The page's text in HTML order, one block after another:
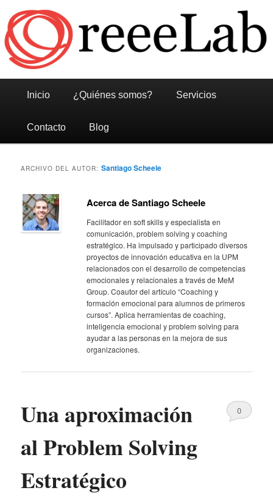
Reeelab
principal
Ir
contenido
principal
Ir
contenido
secundario
Inicio ¿Quiénes somos? Servicios
Contacto Blog
ARCHIVO DEL AUTOR:Santiago Scheele
Acerca de Santiago Scheele
Facilitador en soft skills y especialista en
comunicación, problem solving y coaching
estratégico. Ha impulsado y participado diversos
proyectos de innovación educativa en la UPM
relacionados con el desarrollo de competencias
emocionales y relacionales a través de MeM
Group. Coautor del artículo “Coaching y
formación emocional para alumnos de primeros
cursos”. Aplica herramientas de coaching,
inteligencia emocional y problem solving para
ayudar a las personas en la mejora de sus
organizaciones.
Una aproximación
al Problem Solving
Estratégico
0